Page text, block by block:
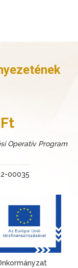
Operatív Program
00035